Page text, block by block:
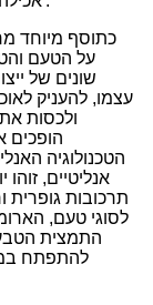
על הטעם
שונים של
עצמו, להעניק
ולכסות
הופכים
הטכנולוגיה
אנליטיים,
תרכובות
לסוגי טעם,
התמצית
להתפתח